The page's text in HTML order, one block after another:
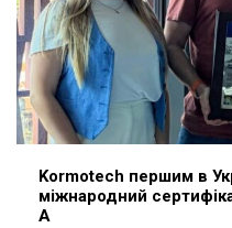
Kormotech першим в
міжнародний
A